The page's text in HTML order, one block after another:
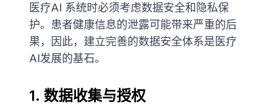
医疗AI 系统时必须考虑数据安全和隐私保
护。患者健康信息的泄露可能带来严重的后
果，因此，建立完善的数据安全体系是医疗
AI发展的基石。
1. 数据收集与授权